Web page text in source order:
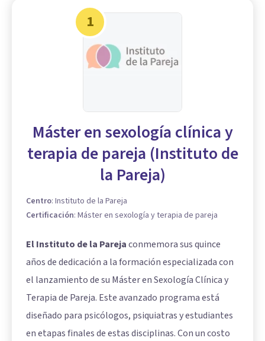
1
Máster en sexología clínica y
terapia de pareja (Instituto de
la Pareja)
Centro: Instituto de la Pareja
Certificación: Máster en sexología y terapia de pareja
El Instituto de la Parejaconmemora sus quince
años de dedicación a la formación especializada con
el lanzamiento de su Máster en Sexología Clínica y
Terapia de Pareja. Este avanzado programa está
diseñado para psicólogos, psiquiatras y estudiantes
en etapas finales de estas disciplinas. Con un costo